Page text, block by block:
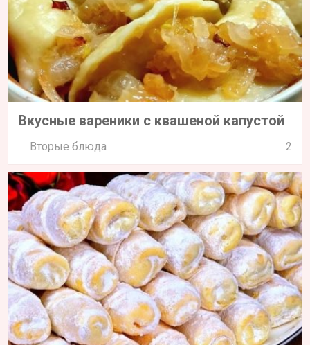
Вкусные вареники с квашеной капустой
Вторые блюда 2